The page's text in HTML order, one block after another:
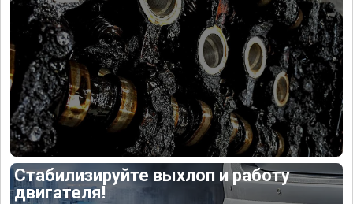
Стабилизируйте выхлоп и работу
двигателя!